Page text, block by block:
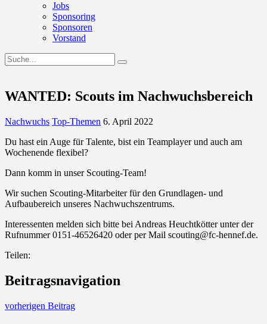
Jobs
Sponsoring
Sponsoren
Vorstand
WANTED: Scouts im Nachwuchsbereich
Nachwuchs Top-Themen 6. April 2022
Du hast ein Auge für Talente, bist ein Teamplayer und auch am
Wochenende flexibel?
Dann komm in unser Scouting-Team!
Wir suchen Scouting-Mitarbeiter für den Grundlagen- und
Aufbaubereich unseres Nachwuchszentrums.
Interessenten melden sich bitte bei Andreas Heuchtkötter unter der
Rufnummer 0151-46526420 oder per Mail scouting@fc-hennef.de.
Teilen:
Beitragsnavigation
vorherigen Beitrag